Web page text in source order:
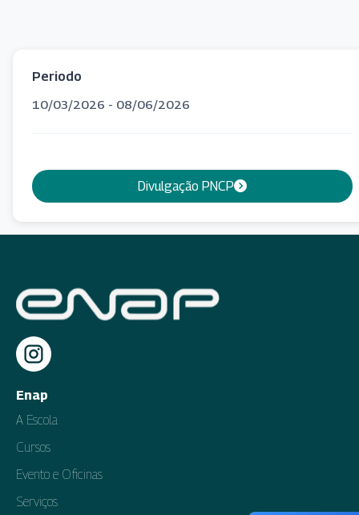
Periodo
10/03/2026 - 08/06/2026
Divulgação PNCP
Enap
A Escola
Cursos
Evento e Oficinas
Serviços